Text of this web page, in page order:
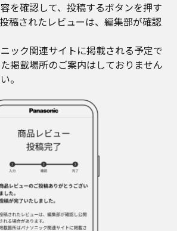
を確認して、投稿するボタンを押す
稿されたレビューは、編集部が確認
ック関連サイトに掲載される予定で
掲載場所のご案内はしておりません
。